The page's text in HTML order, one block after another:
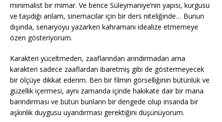
minimalist bir mimar. Ve bence Süleymaniye’nin yapısı, kurgusu
ve taşıdığı anlam, sinemacılar için bir ders niteliğinde… Bunun
dışında, senaryoyu yazarken kahramanı idealize etmemeye
özen gösteriyorum.
Karakteri yüceltmeden, zaaflarından arındırmadan ama
karakteri sadece zaaflardan ibaretmiş gibi de göstermeyecek
bir ölçüye dikkat ederim. Ben bir filmin görselliğinin bütünlük ve
güzellik içermesi, aynı zamanda içinde hakikate dair bir mana
barındırması ve bütün bunların bir dengede olup insanda bir
aşkınlık duygusu uyandırması gerektiğini düşünüyorum.